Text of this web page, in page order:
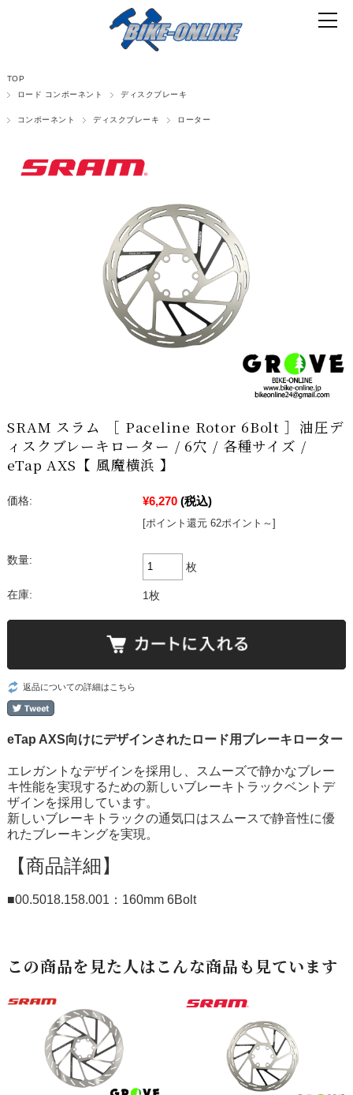
TOP
ロード コンポーネント
ディスクブレーキ
コンポーネント ディスクブレーキ ローター
SRAM スラム ［ Paceline Rotor 6Bolt ］油圧デ
ィスクブレーキローター / 6穴 / 各種サイズ /
eTap AXS【 風魔横浜 】
価格: ¥6,270 (税込)
[ポイント還元 62ポイント～]
数量:
枚
在庫: 1枚
返品についての詳細はこちら
eTap AXS向けにデザインされたロード用ブレーキローター
エレガントなデザインを採用し、スムーズで静かなブレー
キ性能を実現するための新しいブレーキトラックベントデ
ザインを採用しています。
新しいブレーキトラックの通気口はスムースで静音性に優
れたブレーキングを実現。
【商品詳細】
■00.5018.158.001：160mm 6Bolt
この商品を見た人はこんな商品も見ています